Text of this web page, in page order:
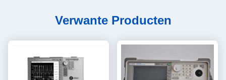
Verwante Producten